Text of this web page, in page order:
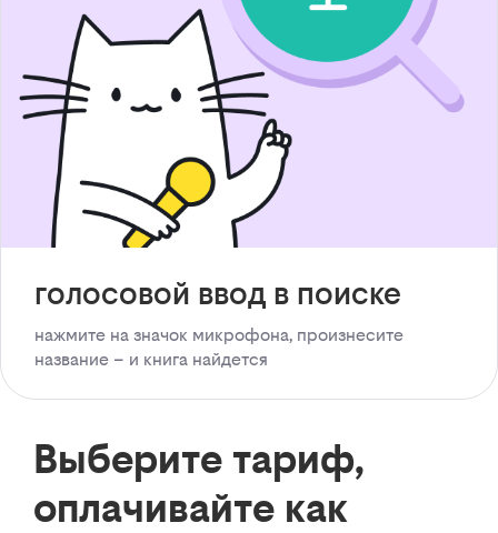
голосовой ввод в поиске
нажмите на значок микрофона, произнесите
название – и книга найдется
Выберите тариф,
оплачивайте как